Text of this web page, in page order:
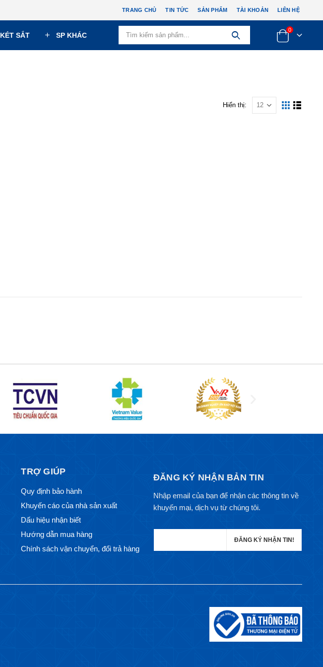
TRANG CHỦ TIN TỨC SẢN PHẨM TÀI KHOẢN LIÊN HỆ
KÉT SẮT SP KHÁC
0
Hiển thị:
TRỢ GIÚP
Quy định bảo hành
Khuyến cáo của nhà sản xuất
Dấu hiệu nhận biết
Hướng dẫn mua hàng
Chính sách vận chuyển, đổi trả hàng
ĐĂNG KÝ NHẬN BẢN TIN
Nhập email của bạn để nhận các thông tin về
khuyến mại, dịch vụ từ chúng tôi.